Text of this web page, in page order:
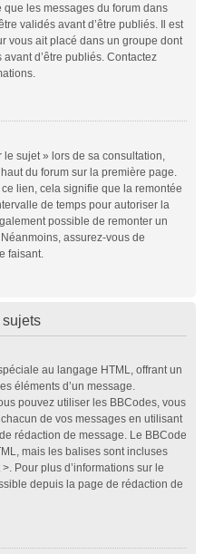
que les messages du forum dans
validés avant d’être publiés. Il est
vous ait placé dans un groupe dont
d’être publiés. Contactez
sujet » lors de sa consultation,
du forum sur la première page.
lien, cela signifie que la remontée
de temps pour autoriser la
possible de remonter un
assurez-vous de
faisant.
sujets
au langage HTML, offrant un
éléments d’un message.
pouvez utiliser les BBCodes, vous
de vos messages en utilisant
rédaction de message. Le BBCode
mais les balises sont incluses
Pour plus d’informations sur le
depuis la page de rédaction de